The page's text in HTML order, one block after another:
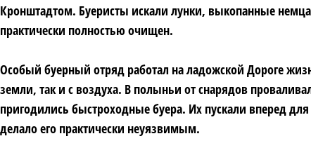
Кронштадтом. Буеристы искали лунки, выкопанные
практически полностью очищен.
Особый буерный отряд работал на ладожской Дороге
земли, так и с воздуха. В полыньи от снарядов
пригодились быстроходные буера. Их пускали вперед
делало его практически неуязвимым.